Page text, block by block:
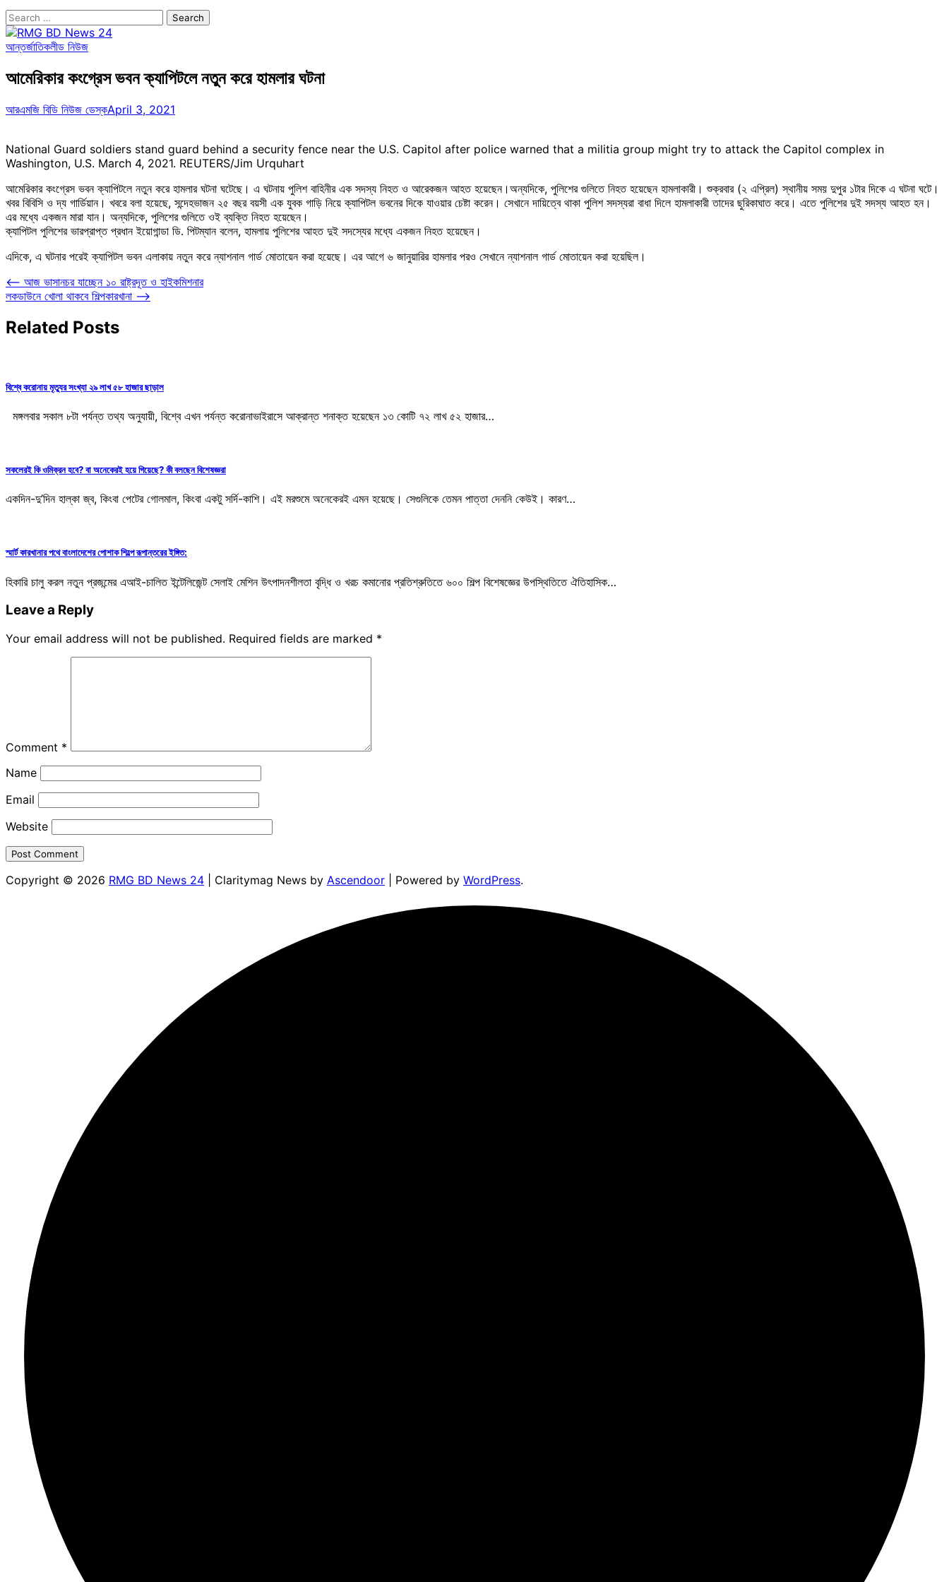
Search
for:
আন্তর্জাতিকলীড নিউজ
আমেরিকার কংগ্রেস ভবন ক্যাপিটলে নতুন করে হামলার ঘটনা
আরএমজি বিডি নিউজ ডেস্কApril 3, 2021
National Guard soldiers stand guard behind a security fence near the U.S. Capitol after police warned that a militia group might try to attack the Capitol complex in
Washington, U.S. March 4, 2021. REUTERS/Jim Urquhart
আমেরিকার কংগ্রেস ভবন ক্যাপিটলে নতুন করে হামলার ঘটনা ঘটেছে। এ ঘটনায় পুলিশ বাহিনীর এক সদস্য নিহত ও আরেকজন আহত হয়েছেন।অন্যদিকে, পুলিশের গুলিতে নিহত হয়েছেন হামলাকারী। শুক্রবার (২ এপ্রিল) স্থানীয় সময় দুপুর ১টার দিকে এ ঘটনা ঘটে।
খবর বিবিসি ও দ্য গার্ডিয়ান। খবরে বলা হয়েছে, সন্দেহভাজন ২৫ বছর বয়সী এক যুবক গাড়ি নিয়ে ক্যাপিটল ভবনের দিকে যাওয়ার চেষ্টা করেন। সেখানে দায়িত্বে থাকা পুলিশ সদস্যরা বাধা দিলে হামলাকারী তাদের ছুরিকাঘাত করে। এতে পুলিশের দুই সদস্য আহত হন।
এর মধ্যে একজন মারা যান। অন্যদিকে, পুলিশের গুলিতে ওই ব্যক্তি নিহত হয়েছেন।
ক্যাপিটল পুলিশের ভারপ্রাপ্ত প্রধান ইয়োগান্ডা ডি. পিটম্যান বলেন, হামলায় পুলিশের আহত দুই সদস্যের মধ্যে একজন নিহত হয়েছেন।
এদিকে, এ ঘটনার পরেই ক্যাপিটল ভবন এলাকায় নতুন করে ন্যাশনাল গার্ড মোতায়েন করা হয়েছে। এর আগে ৬ জানুয়ারির হামলার পরও সেখানে ন্যাশনাল গার্ড মোতায়েন করা হয়েছিল।
Post
navigation
⟵ আজ ভাসানচর যাচ্ছেন ১০ রাষ্ট্রদূত ও হাইকমিশনার
লকডাউনে খোলা থাকবে শিল্পকারখানা ⟶
Related Posts
বিশ্বে করোনায় মৃত্যুর সংখ্যা ২৯ লাখ ৫৮ হাজার ছাড়াল
মঙ্গলবার সকাল ৮টা পর্যন্ত তথ্য অনুযায়ী, বিশ্বে এখন পর্যন্ত করোনাভাইরাসে আক্রান্ত শনাক্ত হয়েছেন ১৩ কোটি ৭২ লাখ ৫২ হাজার…
সকলেরই কি ওমিক্রন হবে? বা অনেকেরই হয়ে গিয়েছে? কী বলছেন বিশেষজ্ঞরা
একদিন-দু’দিন হাল্কা জ্ব, কিংবা পেটের গোলমাল, কিংবা একটু সর্দি-কাশি। এই মরশুমে অনেকেরই এমন হয়েছে। সেগুলিকে তেমন পাত্তা দেননি কেউই। কারণ…
স্মার্ট কারখানার পথে বাংলাদেশের পোশাক শিল্পে রূপান্তরের ইঙ্গিত:
হিকারি চালু করল নতুন প্রজন্মের এআই-চালিত ইন্টেলিজেন্ট সেলাই মেশিন উৎপাদনশীলতা বৃদ্ধি ও খরচ কমানোর প্রতিশ্রুতিতে ৬০০ শিল্প বিশেষজ্ঞের উপস্থিতিতে ঐতিহাসিক…
Leave a Reply
Your email address will not be published. Required fields are marked *
Comment *
Name
Email
Website
Copyright © 2026 RMG BD News 24 | Claritymag News by Ascendoor | Powered by WordPress.